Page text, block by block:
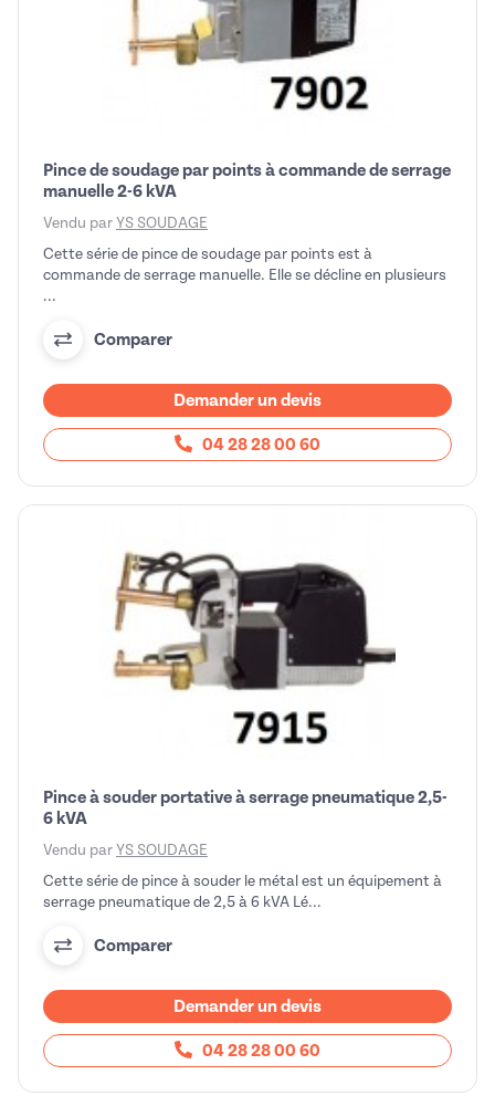
Pince de soudage par points à commande de serrage
manuelle 2-6 kVA
Vendu par YS SOUDAGE
Cette série de pince de soudage par points est à
commande de serrage manuelle. Elle se décline en plusieurs
...
Comparer
Demander un devis
04 28 28 00 60
Pince à souder portative à serrage pneumatique 2,5-
6 kVA
Vendu par YS SOUDAGE
Cette série de pince à souder le métal est un équipement à
serrage pneumatique de 2,5 à 6 kVA Lé...
Comparer
Demander un devis
04 28 28 00 60